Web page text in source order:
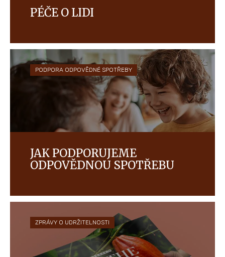
PÉČE O LIDI
rozmanitosti a příležitostech pro všechny, protože
nám záleží na našich zaměstnancích.
PODPORA ODPOVĚDNÉ SPOTŘEBY
JAK PODPORUJEME
ODPOVĚDNOU SPOTŘEBU
produktů, které kupují a konzumují.
ZPRÁVY O UDRŽITELNOSTI